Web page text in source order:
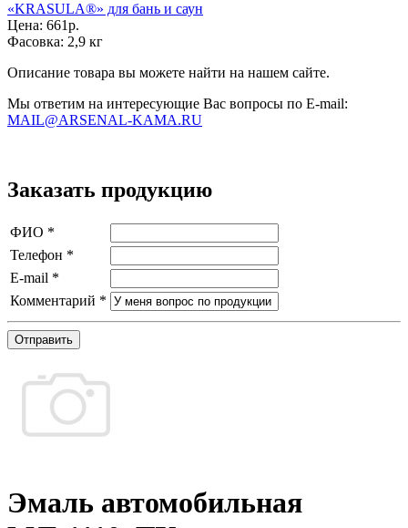
«KRASULA®» для бань и саун
Цена: 661р.
Фасовка: 2,9 кг
Описание товара вы можете найти на нашем сайте.
Мы ответим на интересующие Вас вопросы по E-mail:
MAIL@ARSENAL-KAMA.RU
Заказать продукцию
ФИО *
Телефон *
E-mail *
Комментарий *
Отправить
Эмаль автомобильная